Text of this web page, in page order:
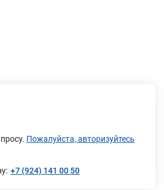
Пожалуйста, авторизуйтесь
+7 (924) 141 00 50